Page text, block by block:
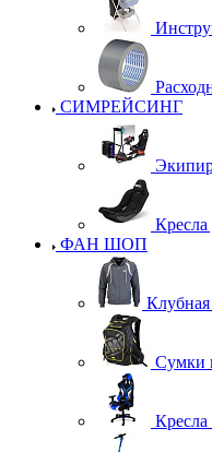
СИМРЕЙСИНГ
Кресла
ФАН ШОП
Сумки